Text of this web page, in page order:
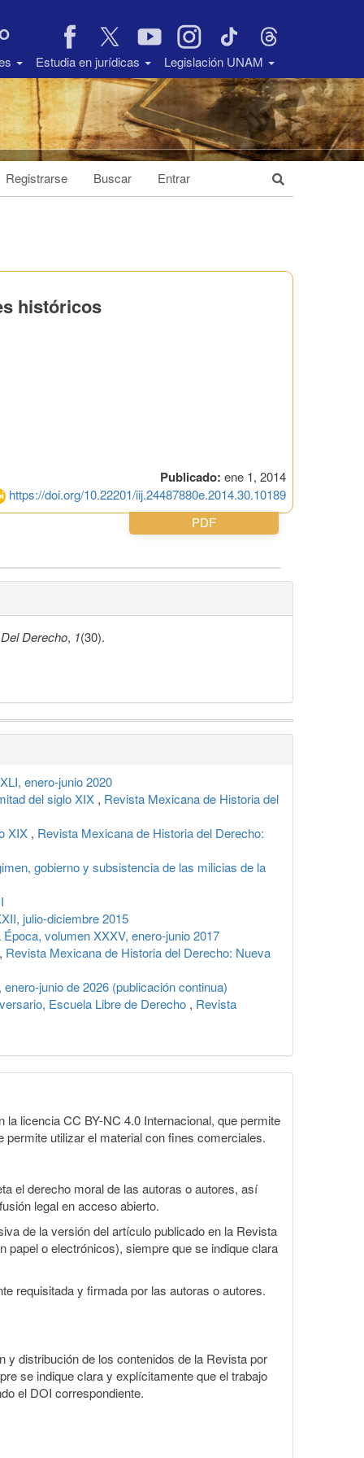
Estudia en jurídicas Legislación UNAM
Registrarse Buscar Entrar
Publicado: ene 1, 2014
https://doi.org/10.22201/iij.24487880e.2014.30.10189
históricos
PDF
Derecho, 1(30).
enero-junio 2020
del siglo XIX , Revista Mexicana de Historia del
XIX , Revista Mexicana de Historia del Derecho:
gobierno y subsistencia de las milicias de la
julio-diciembre 2015
volumen XXXV, enero-junio 2017
, Revista Mexicana de Historia del Derecho: Nueva
junio de 2026 (publicación continua)
Escuela Libre de Derecho , Revista
licencia CC BY-NC 4.0 Internacional, que permite
utilizar el material con fines comerciales.
el derecho moral de las autoras o autores, así
legal en acceso abierto.
de la versión del artículo publicado en la Revista
papel o electrónicos), siempre que se indique clara
requisitada y firmada por las autoras o autores.
y distribución de los contenidos de la Revista por
se indique clara y explícitamente que el trabajo
el DOI correspondiente.